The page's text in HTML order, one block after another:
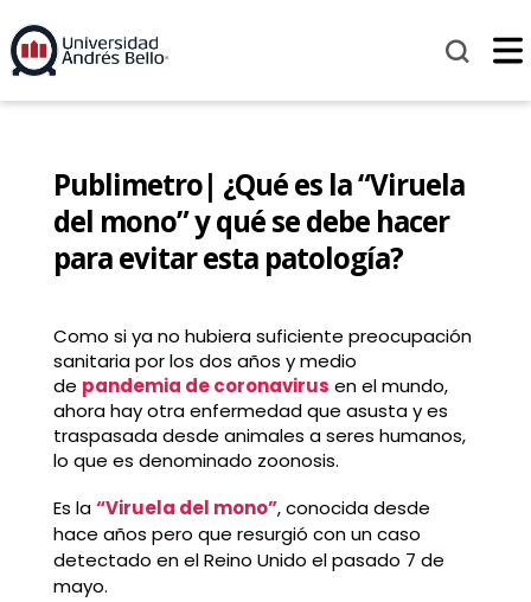
Publimetro| ¿Qué es la “Viruela
del mono” y qué se debe hacer
para evitar esta patología?
Como si ya no hubiera suficiente preocupación
sanitaria por los dos años y medio
de pandemia de coronavirus en el mundo,
ahora hay otra enfermedad que asusta y es
traspasada desde animales a seres humanos,
lo que es denominado zoonosis.
Es la“Viruela del mono”, conocida desde
hace años pero que resurgió con un caso
detectado en el Reino Unido el pasado 7 de
mayo.